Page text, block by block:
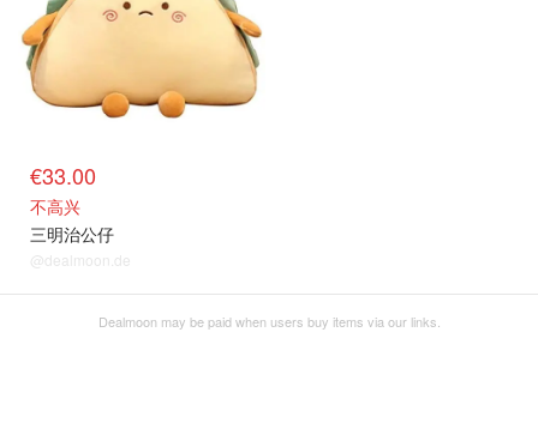
€33.00
不高兴
三明治公仔
@dealmoon.de
Dealmoon may be paid when users buy items via our links.